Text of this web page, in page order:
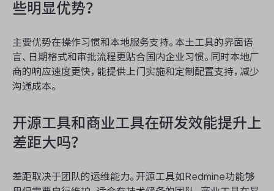
些明显优势？
主要优势在操作习惯和本地服务支持。本土工具的界面语
言、日期格式和审批流程更贴合国内企业习惯。同时本地厂
商的响应速度更快，能提供上门实施和定制配置支持，减少
沟通成本。
开源工具和商业工具在研发效能提升上
差距大吗？
差距取决于团队的运维能力。开源工具如Redmine功能够